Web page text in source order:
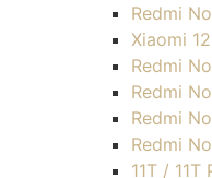
Redmi
Xiaomi
Redmi
Redmi
Redmi
Redmi
11T / 11T